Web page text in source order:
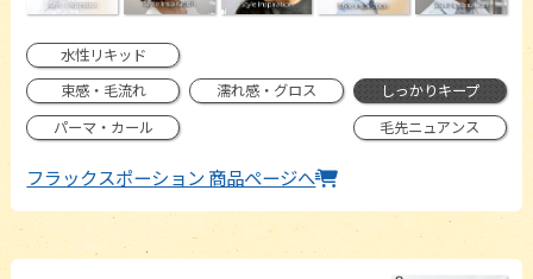
水性リキッド
束感・毛流れ
濡れ感・グロス
しっかりキープ
パーマ・カール
毛先ニュアンス
フラックスポーション 商品ページへ